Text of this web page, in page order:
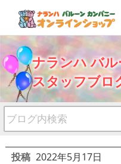
ナランハ バ
スタッフブロ
投稿 2022年5月17日